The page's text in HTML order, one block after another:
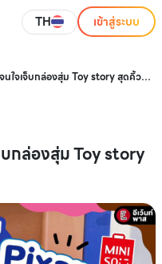
TH เข้าสู่ระบบ
นใจเจ็บกล่องสุ่ม Toy story สุดคิ้วท์
บกล่องสุ่ม Toy story